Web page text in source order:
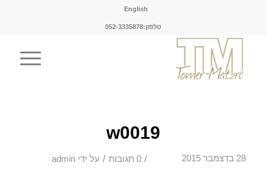
English
טלפון:052-3335878
w0019
28 בדצמבר 2015 / 0 תגובות / על ידי admin